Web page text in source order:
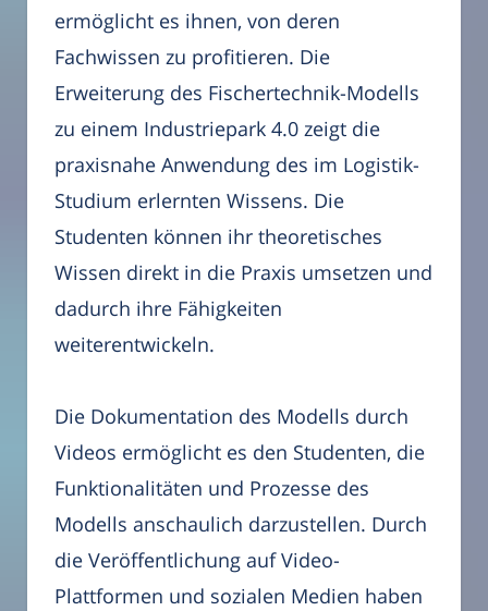
ermöglicht es ihnen, von deren
Fachwissen zu profitieren. Die
Erweiterung des Fischertechnik-Modells
zu einem Industriepark 4.0 zeigt die
praxisnahe Anwendung des im Logistik-
Studium erlernten Wissens. Die
Studenten können ihr theoretisches
Wissen direkt in die Praxis umsetzen und
dadurch ihre Fähigkeiten
weiterentwickeln.
Die Dokumentation des Modells durch
Videos ermöglicht es den Studenten, die
Funktionalitäten und Prozesse des
Modells anschaulich darzustellen. Durch
die Veröffentlichung auf Video-
Plattformen und sozialen Medien haben